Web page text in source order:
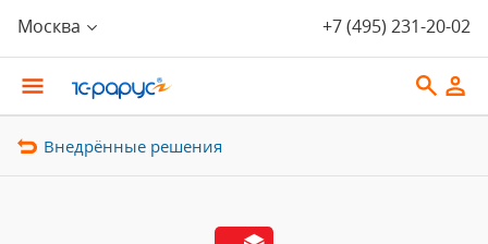
Москва +7 (495) 231-20-02
Внедрённые решения